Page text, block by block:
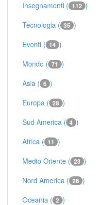
Insegnamenti ( 112 )
Tecnologia ( 35 )
Eventi ( 14 )
Mondo ( 71 )
Asia ( 6 )
Europa ( 28 )
Sud America ( 4 )
Africa ( 11 )
Medio Oriente ( 23 )
Nord America ( 26 )
Oceania ( 2 )